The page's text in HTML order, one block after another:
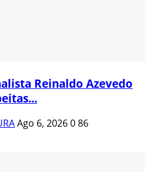
Reinaldo Azevedo
Ago 6, 2026086